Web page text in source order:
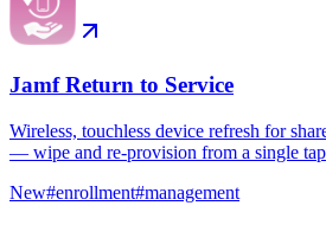
Jamf Return to Service
Wireless, touchless device refresh for
— wipe and re-provision from a single tap
New#enrollment#management